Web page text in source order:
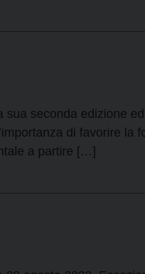
sua seconda edizione
di favorire la
a partire […]